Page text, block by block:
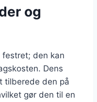
og
festret; den kan
Dens
tilberede den på
gør den til en